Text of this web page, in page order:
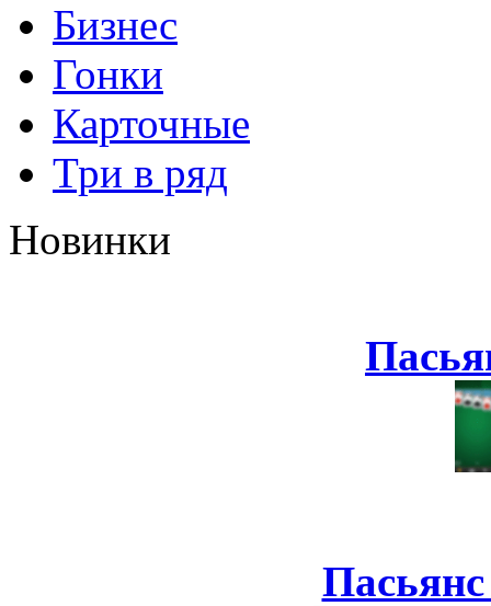
Бизнес
Гонки
Карточные
Три в ряд
Новинки